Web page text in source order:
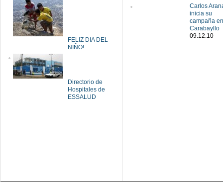
FELIZ DIA DEL
NIÑO!
Directorio de
Hospitales de
ESSALUD
Carlos
inicia su
campaña en
Carabayllo
09.12.10